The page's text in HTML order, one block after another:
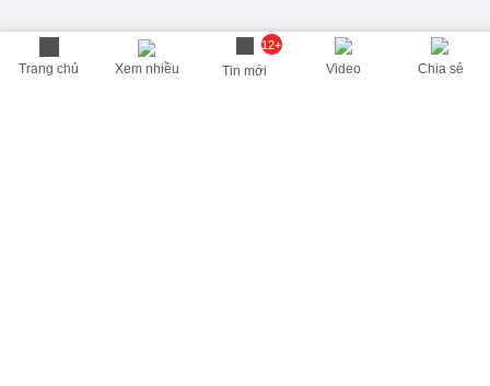
Trang chủ Xem nhiều
12+
Tin mới Video Chia sẻ